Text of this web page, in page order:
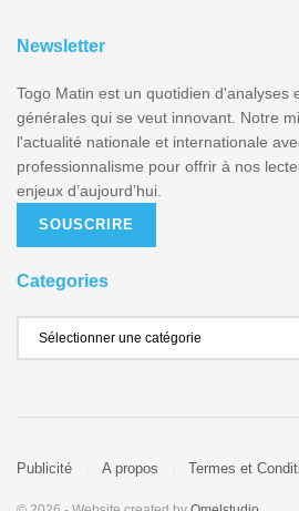
Newsletter
Togo Matin est un quotidien d'analyses
générales qui se veut innovant. Notre
l'actualité nationale et internationale
professionnalisme pour offrir à nos
enjeux d’aujourd’hui.
SOUSCRIRE
Categories
Publicité A propos Termes et